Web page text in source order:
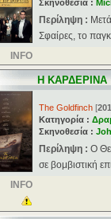
Σκηνοθεσία :
Περίληψη :
Σφαίρες, το
INFO
Η ΚΑΡΔΕΡΙΝΑ
The Goldfinch [
Κατηγορία :
Σκηνοθεσία :
Περίληψη : Ο
σε βομβιστική
INFO